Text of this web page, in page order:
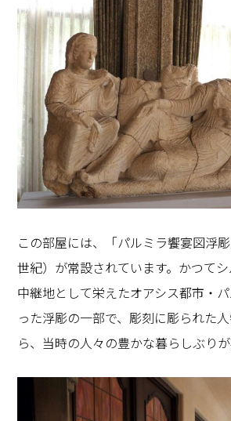
この部屋には、「パルミラ饗宴図浮
世紀）が常設されています。かつて
中継地として栄えたオアシス都市・
った浮彫の一部で、彫刻に彫られた
ら、当時の人々の豊かな暮らしぶりが